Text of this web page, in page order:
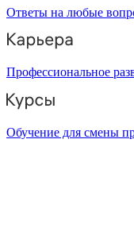
Ответы на любые
Профессиональное
Обучение для смены